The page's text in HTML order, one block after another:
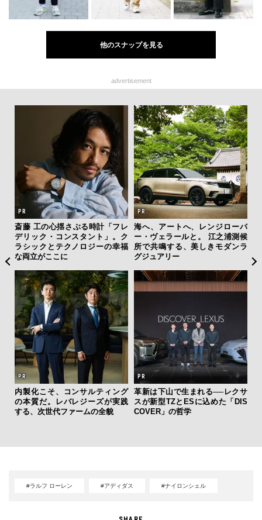
他のスナップを見る
advertisement
斎藤 工の心揺さぶる時計「フレ
デリック・コンスタント」。ク
ラシックとテクノロジーの幸福
な両立がここに
海へ、アートへ、レンジローバ
ー・ヴェラールと。 江之浦測候
所で共鳴する、美しきモダンラ
グジュアリー
内製化こそ、コンサルティング
の本質だ。レバレジーズが実践
する、次世代ファームの全貌
革新は下山で生まれる──レクサ
スが新型TZとESに込めた「DIS
COVER」の哲学
店
#ラルフ ローレン #アディダス #ナイロンシェル